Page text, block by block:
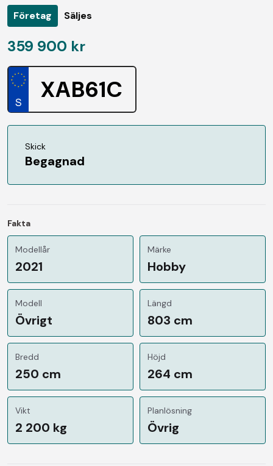
Företag Säljes
359 900 kr
XAB61C
Skick
Begagnad
Fakta
Modellår
2021
Märke
Hobby
Modell
Övrigt
Längd
803 cm
Bredd
250 cm
Höjd
264 cm
Vikt
2 200 kg
Planlösning
Övrig